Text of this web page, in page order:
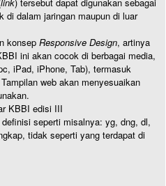
di dalam jaringan maupun di luar
konsep Responsive Design, artinya
ini akan cocok di berbagai media,
iPad, iPhone, Tab), termasuk
web akan menyesuaikan
KBBI edisi III
seperti misalnya: yg, dng, dl,
tidak seperti yang terdapat di